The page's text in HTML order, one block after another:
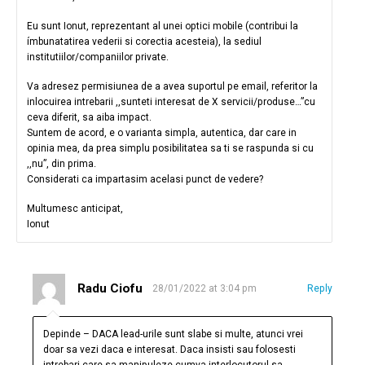
Eu sunt Ionut, reprezentant al unei optici mobile (contribui la
ímbunatatirea vederii si corectia acesteia), la sediul
institutiilor/companiilor private.
Va adresez permisiunea de a avea suportul pe email, referitor la
inlocuirea intrebarii ,,sunteti interesat de X servicii/produse…”cu
ceva diferit, sa aiba impact.
Suntem de acord, e o varianta simpla, autentica, dar care in
opinia mea, da prea simplu posibilitatea sa ti se raspunda si cu
,,nu”, din prima.
Considerati ca impartasim acelasi punct de vedere?
Multumesc anticipat,
Ionut
Radu Ciofu 28/01/2022 at 3:04 pm
Depinde – DACA lead-urile sunt slabe si multe, atunci vrei
doar sa vezi daca e interesat. Daca insisti sau folosesti
Reply